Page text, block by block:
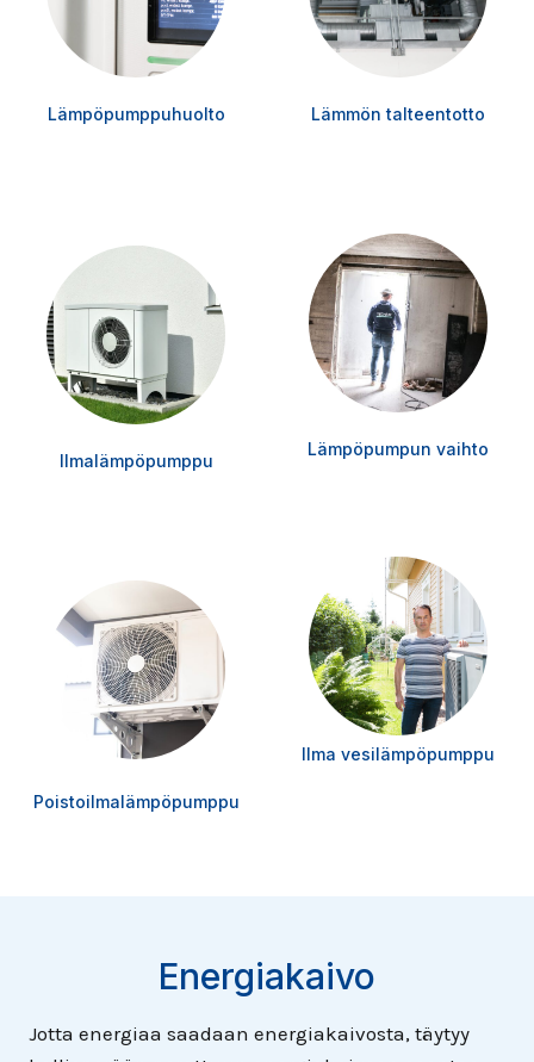
Lämpöpumppuhuolto Lämmön talteentotto
Ilmalämpöpumppu
Lämpöpumpun vaihto
Poistoilmalämpöpumppu
Ilma vesilämpöpumppu
Energiakaivo
Jotta energiaa saadaan energiakaivosta, täytyy